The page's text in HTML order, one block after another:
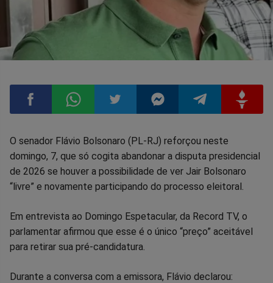
Compartilhar
no
Compartilhar
no
Compartilhar
no
Compartilhar
no
Compartilhar
no
no
O senador Flávio Bolsonaro (PL-RJ) reforçou neste
domingo, 7, que só cogita abandonar a disputa presidencial
de 2026 se houver a possibilidade de ver Jair Bolsonaro
“livre” e novamente participando do processo eleitoral.
Em entrevista ao Domingo Espetacular, da Record TV, o
parlamentar afirmou que esse é o único “preço” aceitável
para retirar sua pré-candidatura.
Durante a conversa com a emissora, Flávio declarou: